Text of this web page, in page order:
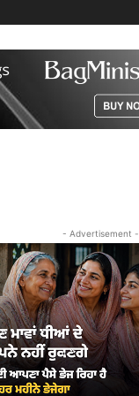
- Advertisement -